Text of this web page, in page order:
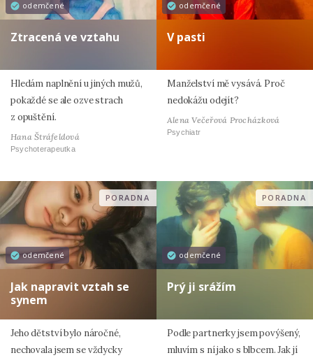
odemčené
Ztracená ve vztahu
Hledám naplnění u jiných mužů,
pokaždé se ale ozve strach
z opuštění.
Hana Štráfeldová
Psychoterapeutka
odemčené
V pasti
Manželství mě vysává. Proč
nedokážu odejít?
Alena Večeřová Procházková
Psychiatr
odemčené
PORADNA
Jak napravit vztah se
synem
Jeho dětství bylo náročné,
nechovala jsem se vždycky
odemčené
PORADNA
Prý ji srážím
Podle partnerky jsem povýšený,
mluvím s ní jako s blbcem. Jak jí